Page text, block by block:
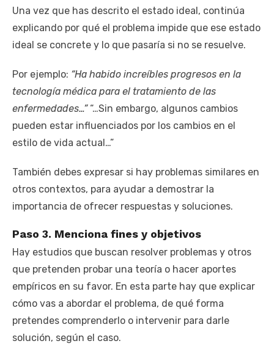
Una vez que has descrito el estado ideal, continúa
explicando por qué el problema impide que ese estado
ideal se concrete y lo que pasaría si no se resuelve.
Por ejemplo: “Ha habido increíbles progresos en la
tecnología médica para el tratamiento de las
enfermedades…” “…Sin embargo, algunos cambios
pueden estar influenciados por los cambios en el
estilo de vida actual…”
También debes expresar si hay problemas similares en
otros contextos, para ayudar a demostrar la
importancia de ofrecer respuestas y soluciones.
Paso 3. Menciona fines y objetivos
Hay estudios que buscan resolver problemas y otros
que pretenden probar una teoría o hacer aportes
empíricos en su favor. En esta parte hay que explicar
cómo vas a abordar el problema, de qué forma
pretendes comprenderlo o intervenir para darle
solución, según el caso.